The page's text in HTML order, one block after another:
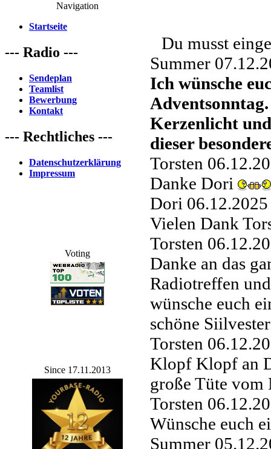
Navigation
Startseite
--- Radio ---
Sendeplan
Teamlist
Bewerbung
Kontakt
--- Rechtliches ---
Datenschutzerklärung
Impressum
Voting
Since 17.11.2013
Du musst
Summer
Ich wünsche
Kerzenlicht
dieser
Torsten
Danke Dori
Dori
Vielen Dank
Torsten
Danke an das
Radiotreffen
wünsche euch
schöne
Torsten
Klopf Klopf an
große Tüte
Torsten
Wünsche euch
Summer